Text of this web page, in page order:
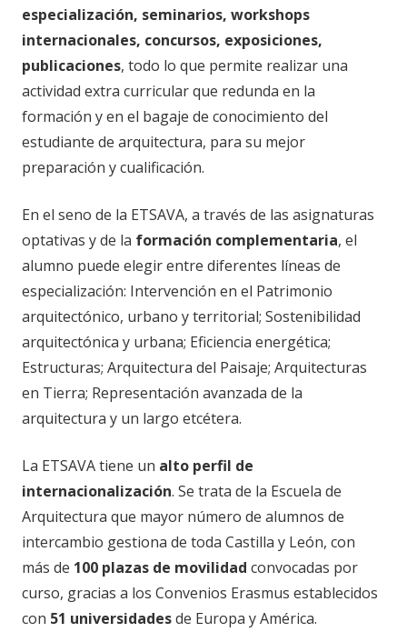
especialización, seminarios, workshops
internacionales, concursos, exposiciones,
publicaciones, todo lo que permite realizar una
actividad extra curricular que redunda en la
formación y en el bagaje de conocimiento del
estudiante de arquitectura, para su mejor
preparación y cualificación.
En el seno de la ETSAVA, a través de las asignaturas
optativas y de la formación complementaria, el
alumno puede elegir entre diferentes líneas de
especialización: Intervención en el Patrimonio
arquitectónico, urbano y territorial; Sostenibilidad
arquitectónica y urbana; Eficiencia energética;
Estructuras; Arquitectura del Paisaje; Arquitecturas
en Tierra; Representación avanzada de la
arquitectura y un largo etcétera.
La ETSAVA tiene un alto perfil de
internacionalización. Se trata de la Escuela de
Arquitectura que mayor número de alumnos de
intercambio gestiona de toda Castilla y León, con
más de 100 plazas de movilidad convocadas por
curso, gracias a los Convenios Erasmus establecidos
con 51 universidadesde Europa y América.